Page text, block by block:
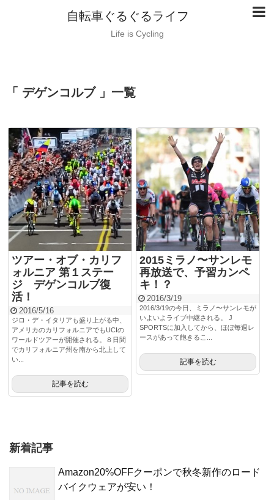
自転車ぐるぐるライフ
Life is Cycling
「 デゲンコルブ 」一覧
ツアー・オブ・カリフ
ォルニア 第１ステー
ジ デゲンコルブ復
活！
2016/5/16
ジロ・デ・イタリアも盛り上がる中、
アメリカのカリフォルニアでもUCIの
ワールドツアーが開催される。８日間
でカリフォルニア州を南から北上して
い...
記事を読む
2015ミラノ〜サンレモ
再放送で、予習カンペ
キ！？
2016/3/19
2016/3/19の今日、ミラノ〜サンレモが
いよいよライブ中継される。 J
SPORTSに加入してから、ほぼ毎週レ
ースがあって飽きるこ...
記事を読む
新着記事
Amazon20%OFFクーポンで秋冬新作のロード
バイクウェアが安い！